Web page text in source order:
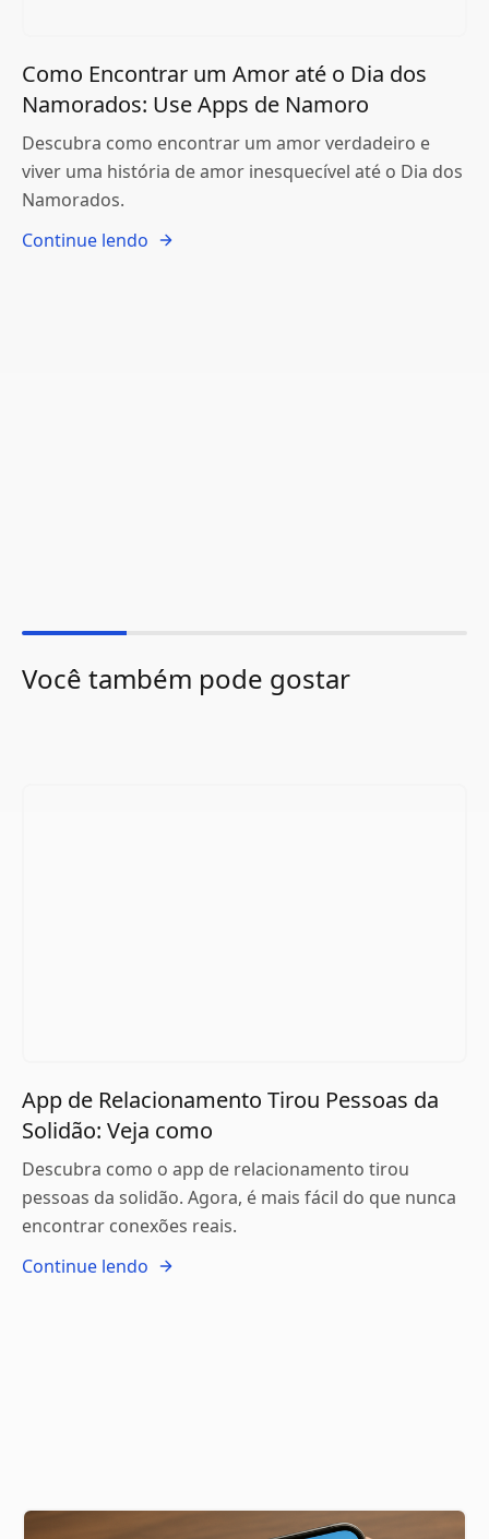
Como Encontrar um Amor até o Dia dos
Namorados: Use Apps de Namoro
Descubra como encontrar um amor verdadeiro e
viver uma história de amor inesquecível até o Dia dos
Namorados.
Continue lendo
Você também pode gostar
App de Relacionamento Tirou Pessoas da
Solidão: Veja como
Descubra como o app de relacionamento tirou
pessoas da solidão. Agora, é mais fácil do que nunca
encontrar conexões reais.
Continue lendo